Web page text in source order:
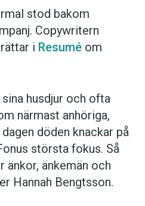
stod bakom
Copywritern
i Resumé om
husdjur och ofta
närmast anhöriga,
döden knackar på
största fokus. Så
änkor, änkemän och
Hannah Bengtsson.